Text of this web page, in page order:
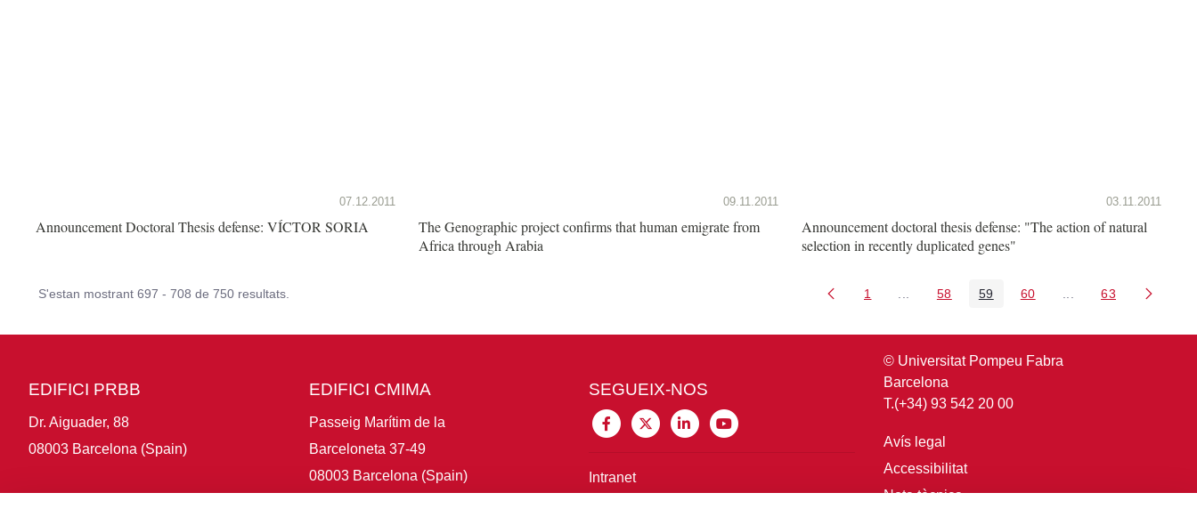
07.12.2011
Announcement Doctoral Thesis defense: VÍCTOR SORIA
09.11.2011
The Genographic project confirms that human emigrate from
Africa through Arabia
03.11.2011
Announcement doctoral thesis defense: "The action of natural
selection in recently duplicated genes"
S'estan mostrant 697 - 708 de 750 resultats. Pàgina
1 Pàgines intermèdies Utilitzeu TAB per navegar.
Pàgina
58 Pàgina
59 Pàgina
60 Pàgines intermèdies
Pàgina
63
EDIFICI PRBB
Dr. Aiguader, 88
08003 Barcelona (Spain)
EDIFICI CMIMA
Passeig Marítim de la
Barceloneta 37-49
08003 Barcelona (Spain)
SEGUEIX-NOS
Intranet
© Universitat Pompeu Fabra
Barcelona
T.(+34) 93 542 20 00
Avís legal
Accessibilitat
Nota tècnica